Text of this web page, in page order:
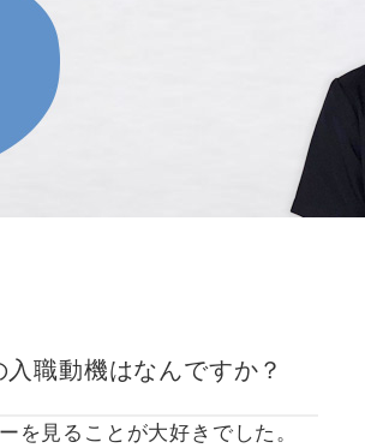
職動機はなんですか？
を見ることが大好きでした。